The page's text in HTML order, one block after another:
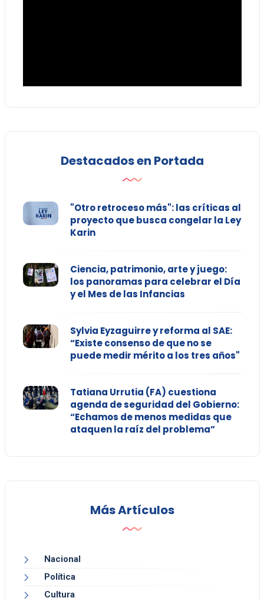
Destacados en Portada
"Otro retroceso más": las críticas al
proyecto que busca congelar la Ley
Karin
Ciencia, patrimonio, arte y juego:
los panoramas para celebrar el Día
y el Mes de las Infancias
Sylvia Eyzaguirre y reforma al SAE:
“Existe consenso de que no se
puede medir mérito a los tres años"
Tatiana Urrutia (FA) cuestiona
agenda de seguridad del Gobierno:
“Echamos de menos medidas que
ataquen la raíz del problema”
Más Artículos
Nacional
Política
Cultura